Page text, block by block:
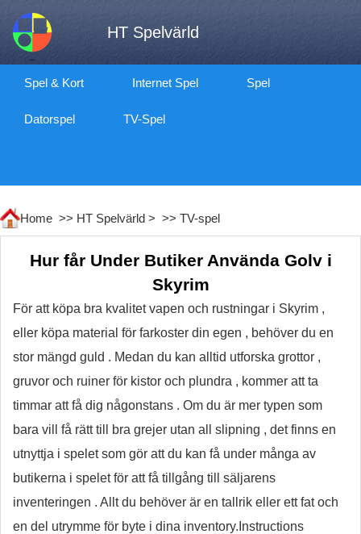
HT Spelvärld
Spel & Kort Internet Spel Spel
Datorspel TV-Spel
Home >> HT Spelvärld > >> TV-spel
Hur får Under Butiker Använda Golv i
Skyrim
För att köpa bra kvalitet vapen och rustningar i Skyrim ,
eller köpa material för farkoster din egen , behöver du en
stor mängd guld . Medan du kan alltid utforska grottor ,
gruvor och ruiner för kistor och plundra , kommer att ta
timmar att få dig någonstans . Om du är mer typen som
bara vill få rätt till bra grejer utan all slipning , det finns en
utnyttja i spelet som gör att du kan få under många av
butikerna i spelet för att få tillgång till säljarens
inventeringen . Allt du behöver är en tallrik eller ett fat och
en del utrymme för byte i dina inventory.Instructions